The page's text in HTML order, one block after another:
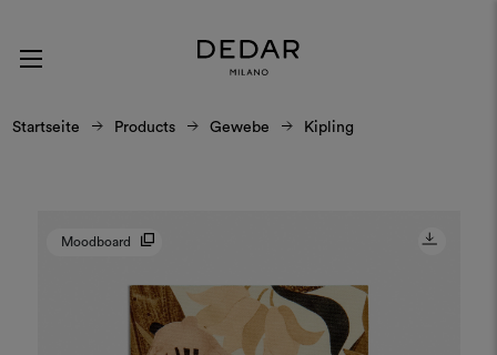
Startseite Products Gewebe Kipling
Moodboard